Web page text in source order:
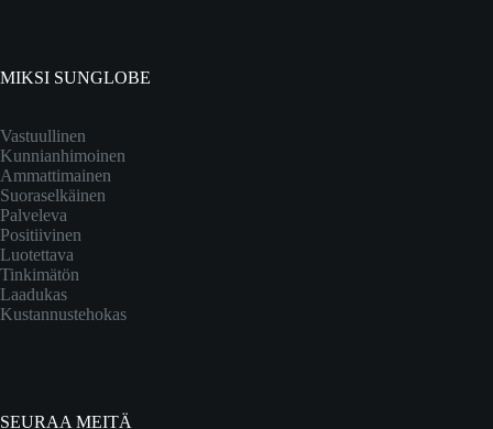
MIKSI SUNGLOBE
Vastuullinen
Kunnianhimoinen
Ammattimainen
Suoraselkäinen
Palveleva
Positiivinen
Luotettava
Tinkimätön
Laadukas
Kustannustehokas
SEURAA MEITÄ